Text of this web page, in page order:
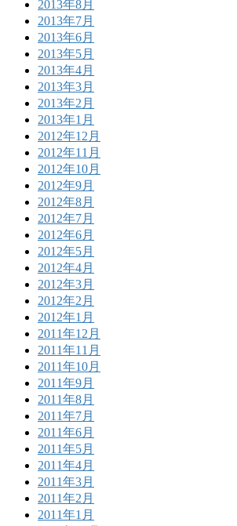
2013年8月
2013年7月
2013年6月
2013年5月
2013年4月
2013年3月
2013年2月
2013年1月
2012年12月
2012年11月
2012年10月
2012年9月
2012年8月
2012年7月
2012年6月
2012年5月
2012年4月
2012年3月
2012年2月
2012年1月
2011年12月
2011年11月
2011年10月
2011年9月
2011年8月
2011年7月
2011年6月
2011年5月
2011年4月
2011年3月
2011年2月
2011年1月